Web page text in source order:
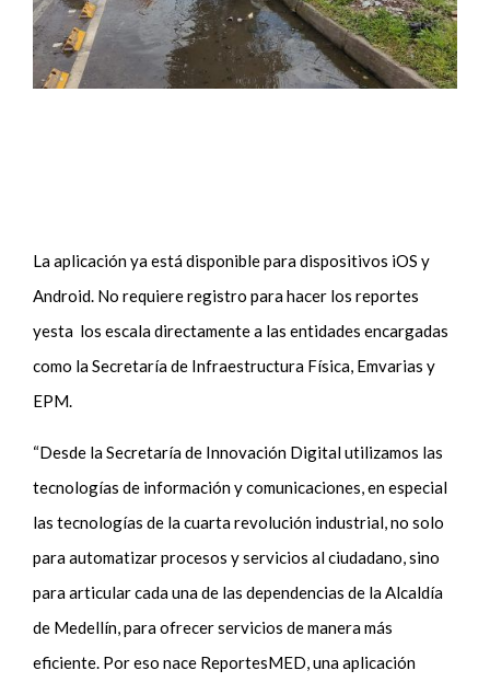
La aplicación ya está disponible para dispositivos iOS y
Android. No requiere registro para hacer los reportes
yesta los escala directamente a las entidades encargadas
como la Secretaría de Infraestructura Física, Emvarias y
EPM.
“Desde la Secretaría de Innovación Digital utilizamos las
tecnologías de información y comunicaciones, en especial
las tecnologías de la cuarta revolución industrial, no solo
para automatizar procesos y servicios al ciudadano, sino
para articular cada una de las dependencias de la Alcaldía
de Medellín, para ofrecer servicios de manera más
eficiente. Por eso nace ReportesMED, una aplicación